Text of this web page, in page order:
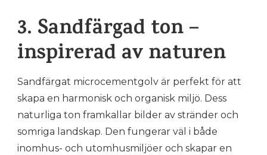
3. Sandfärgad ton –
inspirerad av naturen
Sandfärgat microcementgolv är perfekt för att
skapa en harmonisk och organisk miljö. Dess
naturliga ton framkallar bilder av stränder och
somriga landskap. Den fungerar väl i både
inomhus- och utomhusmiljöer och skapar en